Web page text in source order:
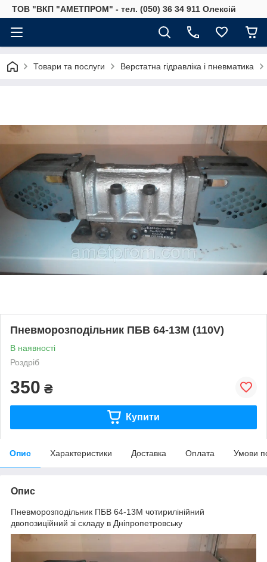
ТОВ "ВКП "АМЕТПРОМ" - тел. (050) 36 34 911 Олексій
Товари та послуги Верстатна гідравліка і пневматика
Пневморозподільник ПБВ 64-13М (110V)
В наявності
Роздріб
350 ₴
Купити
Опис Характеристики Доставка Оплата Умови
Опис
Пневморозподільник ПБВ 64-13М чотирилінійний
двопозиційний зі складу в Дніпропетровську